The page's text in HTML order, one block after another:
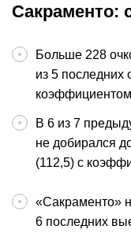
Сакраменто:
Больше 228
из 5 последних
коэффициентом
В 6 из 7
не добирался
(112,5) с
«Сакраменто»
6 последних